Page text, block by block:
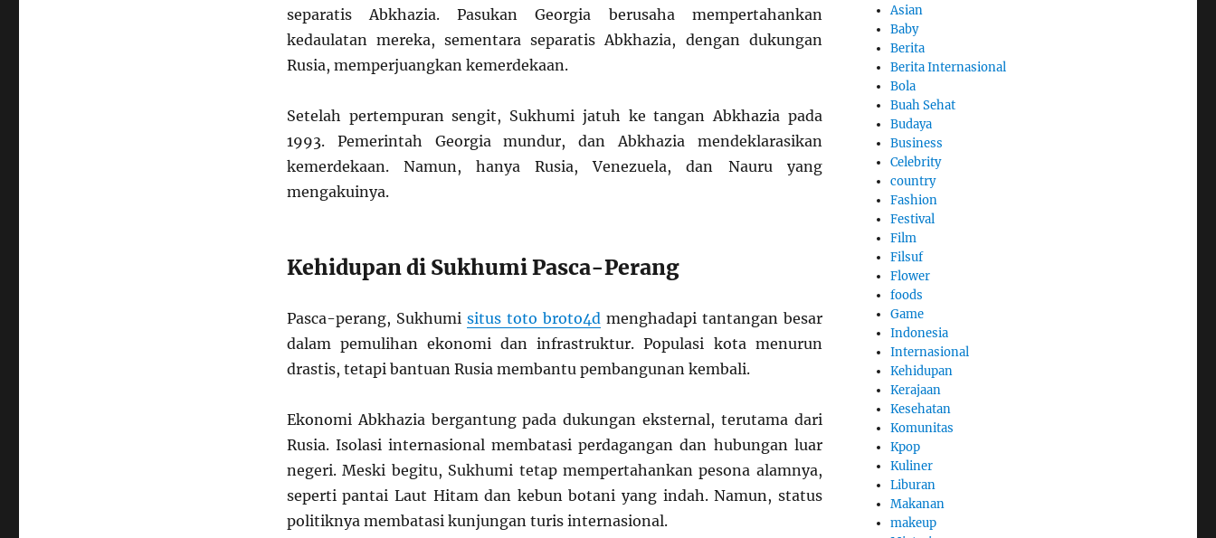
separatis Abkhazia. Pasukan Georgia berusaha mempertahankan
kedaulatan mereka, sementara separatis Abkhazia, dengan dukungan
Rusia, memperjuangkan kemerdekaan.
Setelah pertempuran sengit, Sukhumi jatuh ke tangan Abkhazia pada
1993. Pemerintah Georgia mundur, dan Abkhazia mendeklarasikan
kemerdekaan. Namun, hanya Rusia, Venezuela, dan Nauru yang
mengakuinya.
Kehidupan di Sukhumi Pasca-Perang
Pasca-perang, Sukhumi situs toto broto4dmenghadapi tantangan besar
dalam pemulihan ekonomi dan infrastruktur. Populasi kota menurun
drastis, tetapi bantuan Rusia membantu pembangunan kembali.
Ekonomi Abkhazia bergantung pada dukungan eksternal, terutama dari
Rusia. Isolasi internasional membatasi perdagangan dan hubungan luar
negeri. Meski begitu, Sukhumi tetap mempertahankan pesona alamnya,
seperti pantai Laut Hitam dan kebun botani yang indah. Namun, status
politiknya membatasi kunjungan turis internasional.
Asian
Baby
Berita
Berita Internasional
Bola
Buah Sehat
Budaya
Business
Celebrity
country
Fashion
Festival
Film
Filsuf
Flower
foods
Game
Indonesia
Internasional
Kehidupan
Kerajaan
Kesehatan
Komunitas
Kpop
Kuliner
Liburan
Makanan
makeup